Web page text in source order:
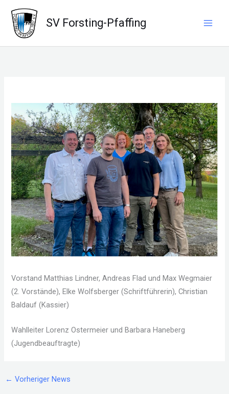
Inhalt
springen
SV Forsting-Pfaffing
Vorstand Matthias Lindner, Andreas Flad und Max Wegmaier
(2. Vorstände), Elke Wolfsberger (Schriftführerin), Christian
Baldauf (Kassier)
Wahlleiter Lorenz Ostermeier und Barbara Haneberg
(Jugendbeauftragte)
← Vorheriger News